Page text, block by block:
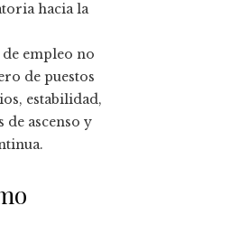
hacia la
empleo no
de puestos
estabilidad,
ascenso y